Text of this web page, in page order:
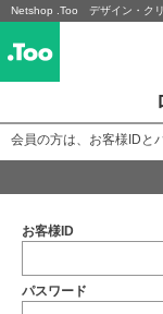
Netshop .Too デザイン・ク
会員の方は、お客様IDと
お客様ID
パスワード